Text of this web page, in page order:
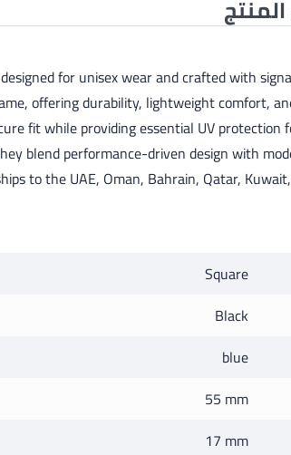
for unisex wear and crafted with
offering durability, lightweight comfort,
fit while providing essential UV protection
blend performance-driven design with
to the UAE, Oman, Bahrain, Qatar,
Square
Black
blue
55 mm
17 mm